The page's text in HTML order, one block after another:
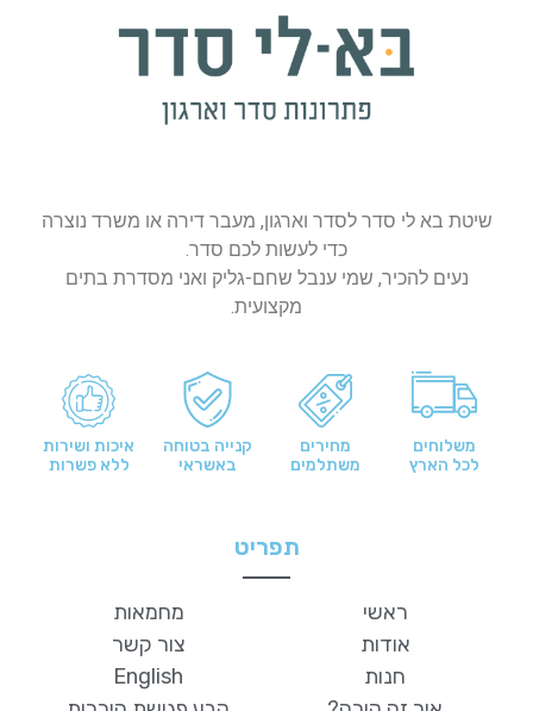
שיטת בא לי סדר לסדר וארגון, מעבר דירה או משרד נוצרה
כדי לעשות לכם סדר.
נעים להכיר, שמי ענבל שחם-גליק ואני מסדרת בתים
מקצועית.
משלוחים
לכל הארץ
מחירים
משתלמים
קנייה בטוחה
באשראי
איכות ושירות
ללא פשרות
תפריט
ראשי
אודות
חנות
מחמאות
צור קשר
English